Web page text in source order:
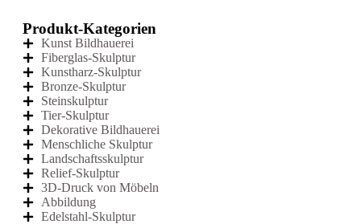
Produkt-Kategorien
Kunst Bildhauerei
Fiberglas-Skulptur
Kunstharz-Skulptur
Bronze-Skulptur
Steinskulptur
Tier-Skulptur
Dekorative Bildhauerei
Menschliche Skulptur
Landschaftsskulptur
Relief-Skulptur
3D-Druck von Möbeln
Abbildung
Edelstahl-Skulptur